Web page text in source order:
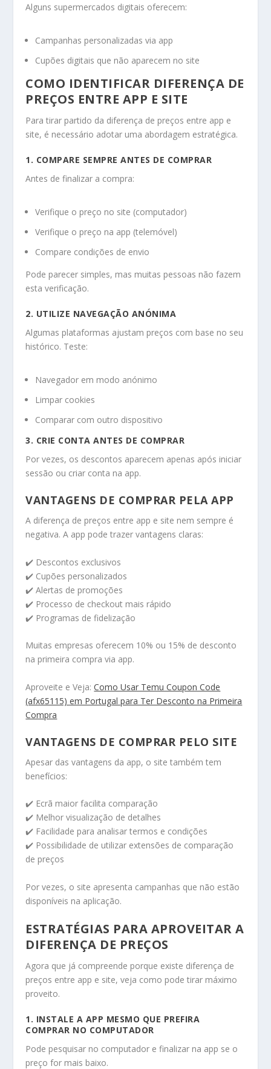
Alguns supermercados digitais oferecem:
Campanhas personalizadas via app
Cupões digitais que não aparecem no site
COMO IDENTIFICAR DIFERENÇA DE
PREÇOS ENTRE APP E SITE
Para tirar partido da diferença de preços entre app e
site, é necessário adotar uma abordagem estratégica.
1. COMPARE SEMPRE ANTES DE COMPRAR
Antes de finalizar a compra:
Verifique o preço no site (computador)
Verifique o preço na app (telemóvel)
Compare condições de envio
Pode parecer simples, mas muitas pessoas não fazem
esta verificação.
2. UTILIZE NAVEGAÇÃO ANÓNIMA
Algumas plataformas ajustam preços com base no seu
histórico. Teste:
Navegador em modo anónimo
Limpar cookies
Comparar com outro dispositivo
3. CRIE CONTA ANTES DE COMPRAR
Por vezes, os descontos aparecem apenas após iniciar
sessão ou criar conta na app.
VANTAGENS DE COMPRAR PELA APP
A diferença de preços entre app e site nem sempre é
negativa. A app pode trazer vantagens claras:
✔️ Descontos exclusivos
✔️ Cupões personalizados
✔️ Alertas de promoções
✔️ Processo de checkout mais rápido
✔️ Programas de fidelização
Muitas empresas oferecem 10% ou 15% de desconto
na primeira compra via app.
Aproveite e Veja:Como Usar Temu Coupon Code
(afx65115) em Portugal para Ter Desconto na Primeira
Compra
VANTAGENS DE COMPRAR PELO SITE
Apesar das vantagens da app, o site também tem
benefícios:
✔️ Ecrã maior facilita comparação
✔️ Melhor visualização de detalhes
✔️ Facilidade para analisar termos e condições
✔️ Possibilidade de utilizar extensões de comparação
de preços
Por vezes, o site apresenta campanhas que não estão
disponíveis na aplicação.
ESTRATÉGIAS PARA APROVEITAR A
DIFERENÇA DE PREÇOS
Agora que já compreende porque existe diferença de
preços entre app e site, veja como pode tirar máximo
proveito.
1. INSTALE A APP MESMO QUE PREFIRA
COMPRAR NO COMPUTADOR
Pode pesquisar no computador e finalizar na app se o
preço for mais baixo.